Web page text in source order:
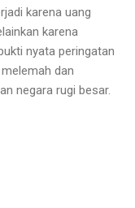
karena uang
karena
nyata peringatan
dan
negara rugi besar.